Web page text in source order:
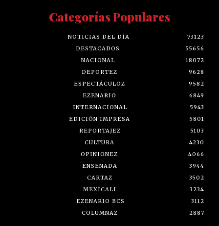
Categorías Populares
NOTICIAS DEL DÍA
73123
DESTACADOS
55656
NACIONAL
18072
DEPORTEZ
9628
ESPECTÁCULOZ
9582
EZENARIO
6849
INTERNACIONAL
5943
EDICIÓN IMPRESA
5801
REPORTAJEZ
5103
CULTURA
4230
OPINIONEZ
4066
ENSENADA
3944
CARTAZ
3502
MEXICALI
3234
EZENARIO BCS
3112
COLUMNAZ
2887